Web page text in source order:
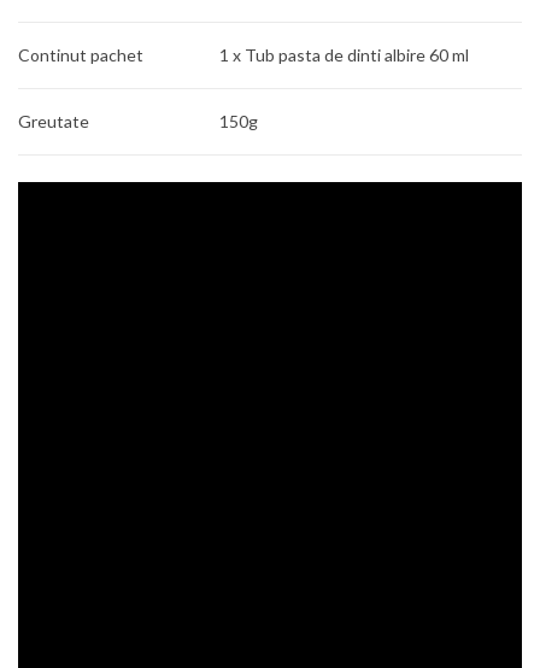
Continut pachet 1 x Tub pasta de dinti albire 60 ml
Greutate 150g